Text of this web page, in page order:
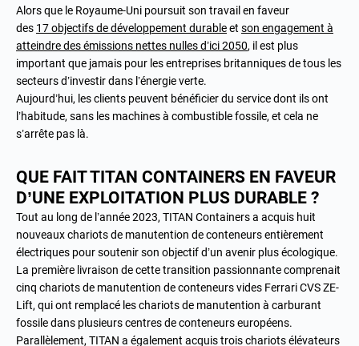
Alors que le Royaume-Uni poursuit son travail en faveur
des 17 objectifs de développement durableet son engagement à
atteindre des émissions nettes nulles d’ici 2050, il est plus
important que jamais pour les entreprises britanniques de tous les
secteurs d’investir dans l’énergie verte.
Aujourd’hui, les clients peuvent bénéficier du service dont ils ont
l’habitude, sans les machines à combustible fossile, et cela ne
s’arrête pas là.
QUE FAIT TITAN CONTAINERS EN FAVEUR
D’UNE EXPLOITATION PLUS DURABLE ?
Tout au long de l’année 2023, TITAN Containers a acquis huit
nouveaux chariots de manutention de conteneurs entièrement
électriques pour soutenir son objectif d’un avenir plus écologique.
La première livraison de cette transition passionnante comprenait
cinq chariots de manutention de conteneurs vides Ferrari CVS ZE-
Lift, qui ont remplacé les chariots de manutention à carburant
fossile dans plusieurs centres de conteneurs européens.
Parallèlement, TITAN a également acquis trois chariots élévateurs